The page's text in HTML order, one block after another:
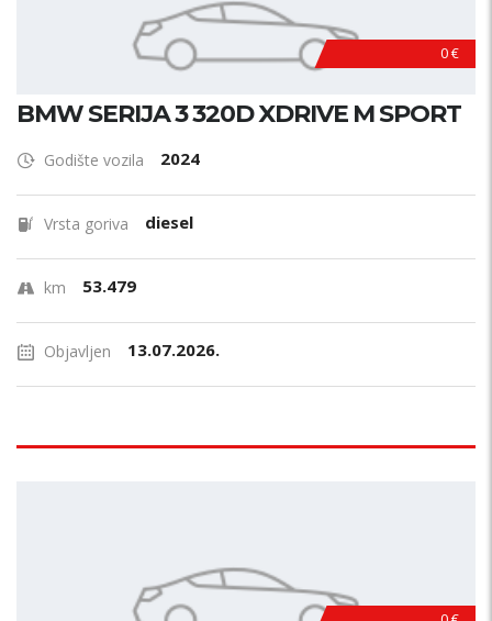
0 €
BMW SERIJA 3 320D XDRIVE M SPORT
Godište vozila 2024
Vrsta goriva diesel
km 53.479
Objavljen 13.07.2026.